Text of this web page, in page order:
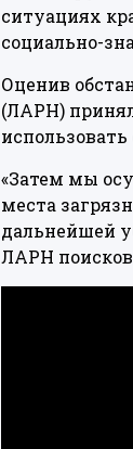
ситуациях
социально-
Оценив
(ЛАРН)
«Затем мы
места
дальнейшей
ЛАРН